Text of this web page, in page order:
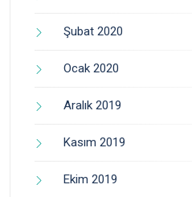
Şubat 2020
Ocak 2020
Aralık 2019
Kasım 2019
Ekim 2019